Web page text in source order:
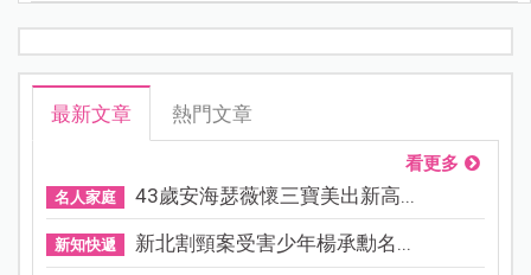
最新文章 熱門文章
看更多
名人家庭 43歲安海瑟薇懷三寶美出新高...
新知快遞 新北割頸案受害少年楊承勳名...